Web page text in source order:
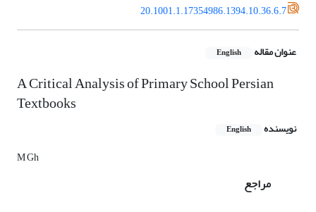
20.1001.1.17354986.1394.10.36.6.7
عنوان مقاله English
A Critical Analysis of Primary School Persian
Textbooks
نویسنده English
M Gh
مراجع